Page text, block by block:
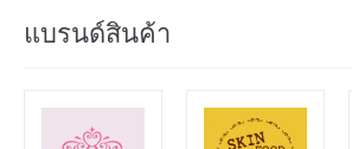
แบรนด์สินค้า